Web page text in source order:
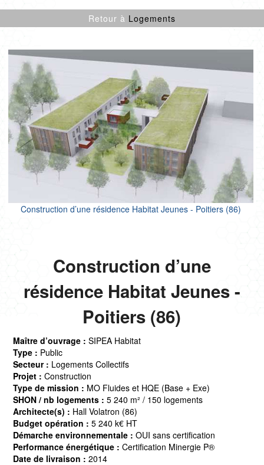
CULTURE SPORT
ENFANCE
ENR
NEUF
PROJETS CERTIFIÉS
RÉNOVATION
SANTÉ
TERTIAIRE
Retour à Logements
Construction d’une résidence Habitat Jeunes - Poitiers (86)
Construction d’une
résidence Habitat Jeunes -
Poitiers (86)
Maître d’ouvrage : SIPEA Habitat
Type : Public
Secteur : Logements Collectifs
Projet : Construction
Type de mission : MO Fluides et HQE (Base + Exe)
SHON / nb logements : 5 240 m² / 150 logements
Architecte(s) : Hall Volatron (86)
Budget opération : 5 240 k€ HT
Démarche environnementale : OUI sans certification
Performance énergétique : Certification Minergie P®
Date de livraison : 2014